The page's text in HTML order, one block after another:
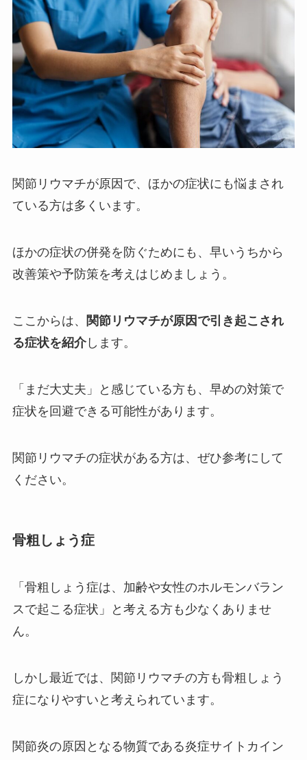
関節リウマチが原因で、ほかの症状にも悩まされ
ている方は多くいます。
ほかの症状の併発を防ぐためにも、早いうちから
改善策や予防策を考えはじめましょう。
ここからは、
関節リウマチが原因で引き起こされ
る症状を紹介します。
「まだ大丈夫」と感じている方も、早めの対策で
症状を回避できる可能性があります。
関節リウマチの症状がある方は、ぜひ参考にして
ください。
骨粗しょう症
「骨粗しょう症は、加齢や女性のホルモンバラン
スで起こる症状」と考える方も少なくありませ
ん。
しかし最近では、関節リウマチの方も骨粗しょう
症になりやすいと考えられています。
関節炎の原因となる物質である炎症サイトカイン